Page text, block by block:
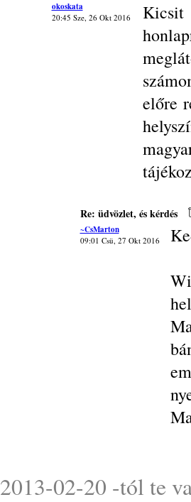
okoskata
20:45 Sze, 26 Okt 2016
Kicsit
előre
Re: üdvözlet, és kérdés
~CsMarton
09:01 Csü, 27 Okt 2016
2013-02-20 -tól te